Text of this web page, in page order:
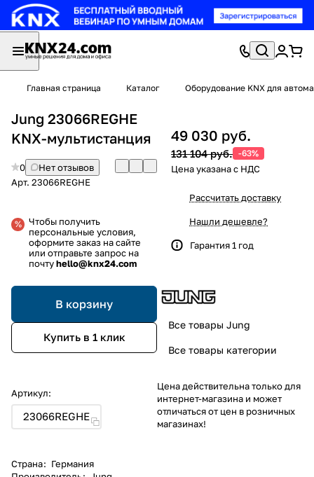
Главная страница Каталог Оборудование KNX для
Jung 23066REGHE
KNX-мультистанция
0
Нет отзывов
Арт. 23066REGHE
Чтобы получить
персональные условия,
оформите заказ на сайте
или отправьте запрос на
почтуhello@knx24.com
В корзину
Купить в 1 клик
Артикул:
23066REGHE
Страна: Германия
49 030 руб.
131 104 руб. -63%
Рассчитать доставку
Нашли дешевле?
Гарантия 1 год
Все товары Jung
Все товары категории
Цена действительна только для
интернет-магазина и может
отличаться от цен в розничных
магазинах!